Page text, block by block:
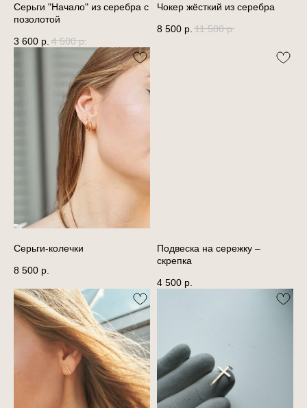
Серьги "Начало" из серебра с
позолотой
3 600 р. 4 500 р.
Чокер жёсткий из серебра
8 500 р. 11 500 р.
Серьги-колечки
8 500 р.
Подвеска на сережку –
скрепка
4 500 р.